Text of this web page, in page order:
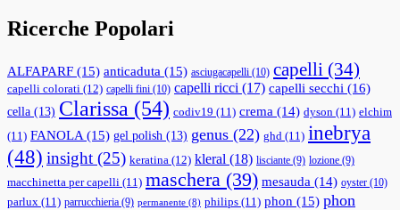
Ricerche Popolari
ALFAPARF (15) anticaduta (15) asciugacapelli (10) capelli (34)
capelli colorati (12) capelli fini (10) capelli ricci (17) capelli secchi (16)
cella (13) Clarissa (54) codiv19 (11) crema (14) dyson (11) elchim
(11) FANOLA (15) gel polish (13) genus (22) ghd (11) inebrya
(48) insight (25) keratina (12) kleral (18) lisciante (9) lozione (9)
macchinetta per capelli (11) maschera (39) mesauda (14) oyster (10)
parlux (11) parrucchieria (9) permanente (8) philips (11) phon (15) phon